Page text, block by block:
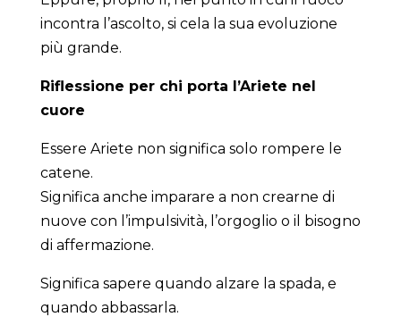
incontra l’ascolto, si cela la sua evoluzione
più grande.
Riflessione per chi porta l’Ariete nel
cuore
Essere Ariete non significa solo rompere le
catene.
Significa anche imparare a non crearne di
nuove con l’impulsività, l’orgoglio o il bisogno
di affermazione.
Significa sapere quando alzare la spada, e
quando abbassarla.